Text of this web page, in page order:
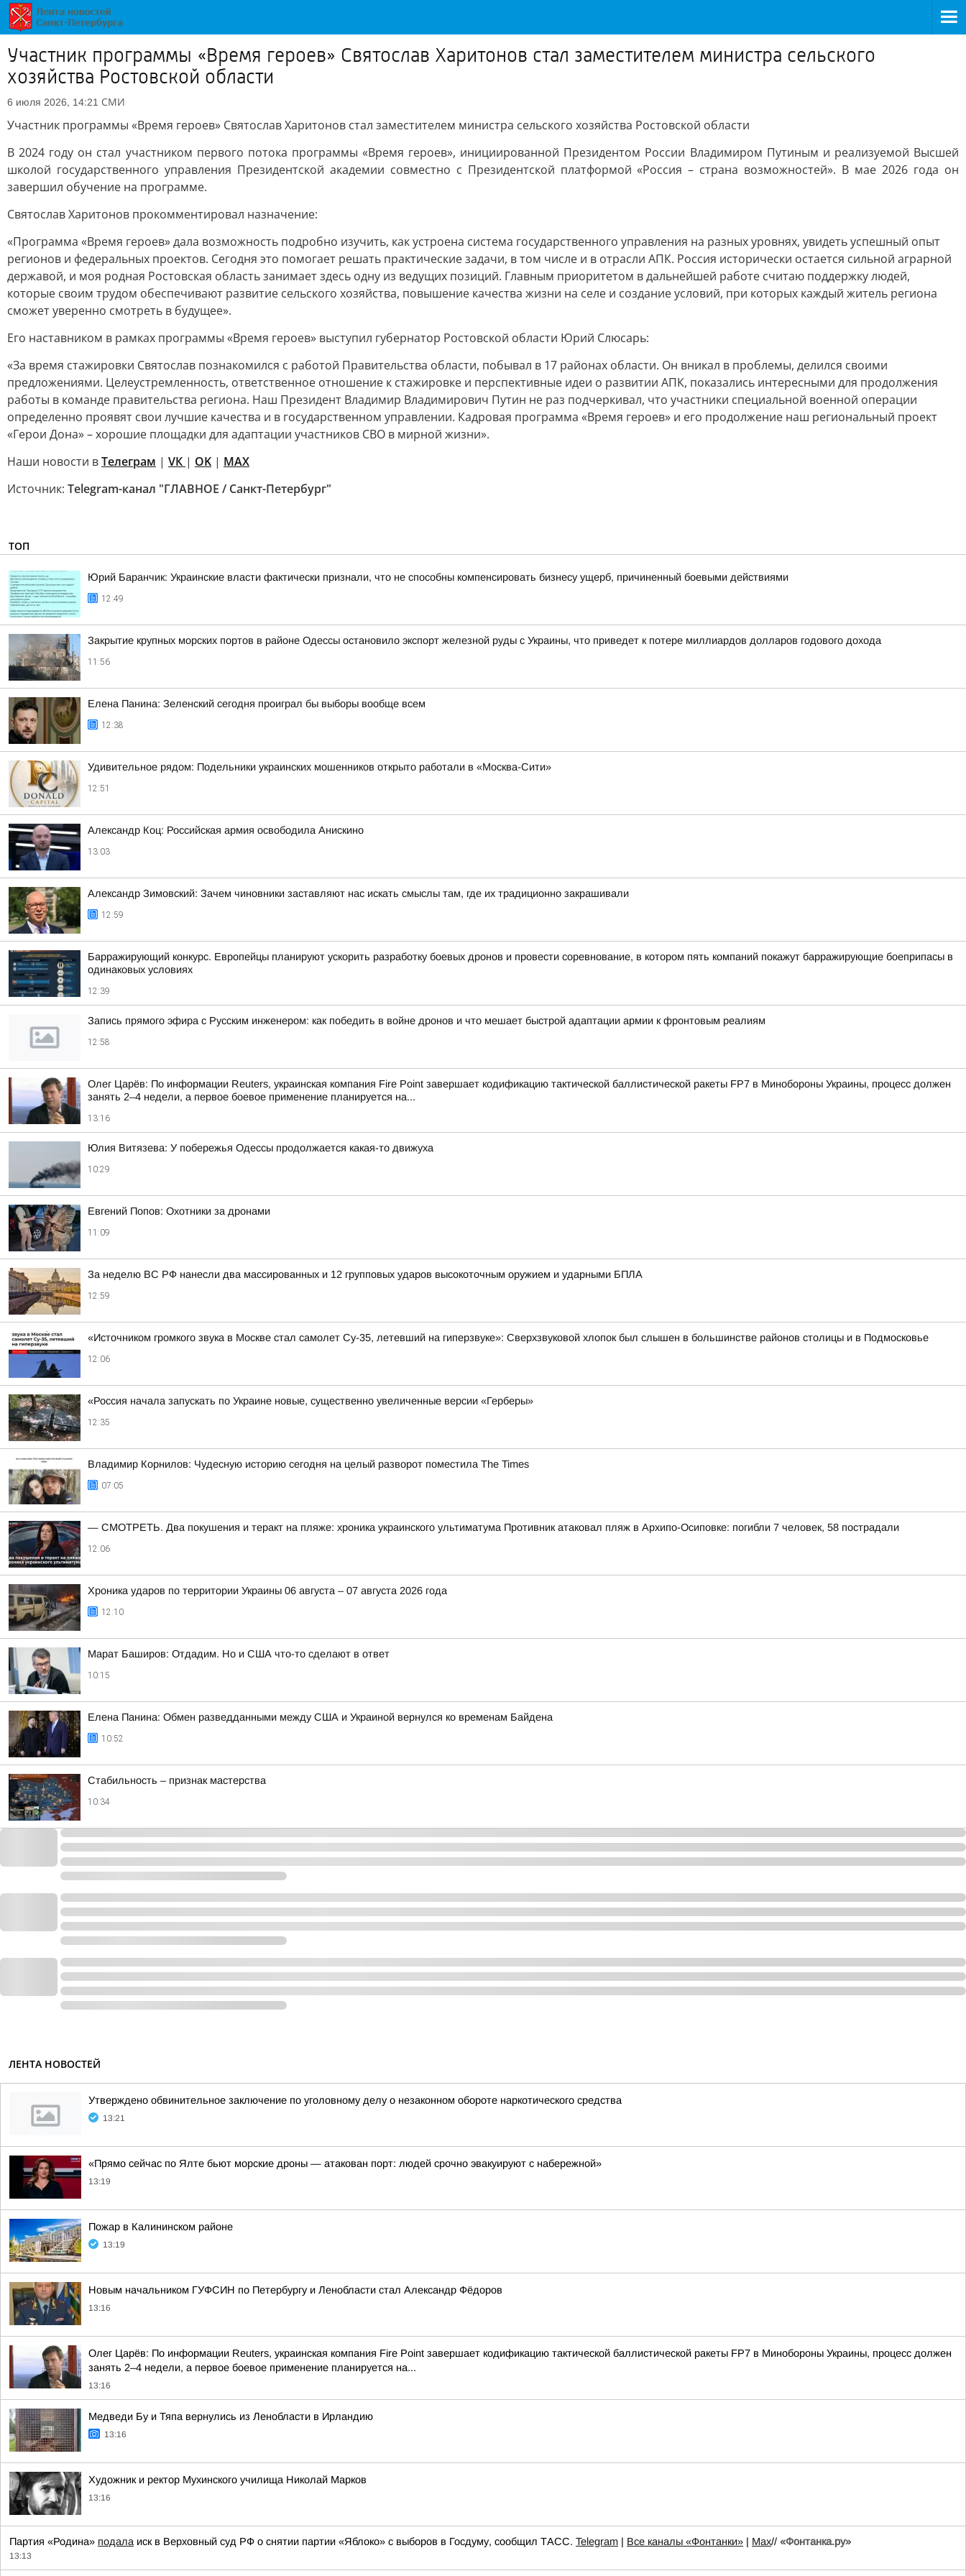
Участник программы «Время героев» Святослав Харитонов стал заместителем министра сельского
хозяйства Ростовской области
6 июля 2026, 14:21 СМИ
Участник программы «Время героев» Святослав Харитонов стал заместителем министра сельского хозяйства Ростовской области
В 2024 году он стал участником первого потока программы «Время героев», инициированной Президентом России Владимиром Путиным и реализуемой Высшей
школой государственного управления Президентской академии совместно с Президентской платформой «Россия – страна возможностей». В мае 2026 года он
завершил обучение на программе.
Святослав Харитонов прокомментировал назначение:
«Программа «Время героев» дала возможность подробно изучить, как устроена система государственного управления на разных уровнях, увидеть успешный опыт
регионов и федеральных проектов. Сегодня это помогает решать практические задачи, в том числе и в отрасли АПК. Россия исторически остается сильной аграрной
державой, и моя родная Ростовская область занимает здесь одну из ведущих позиций. Главным приоритетом в дальнейшей работе считаю поддержку людей,
которые своим трудом обеспечивают развитие сельского хозяйства, повышение качества жизни на селе и создание условий, при которых каждый житель региона
сможет уверенно смотреть в будущее».
Его наставником в рамках программы «Время героев» выступил губернатор Ростовской области Юрий Слюсарь:
«За время стажировки Святослав познакомился с работой Правительства области, побывал в 17 районах области. Он вникал в проблемы, делился своими
предложениями. Целеустремленность, ответственное отношение к стажировке и перспективные идеи о развитии АПК, показались интересными для продолжения
работы в команде правительства региона. Наш Президент Владимир Владимирович Путин не раз подчеркивал, что участники специальной военной операции
определенно проявят свои лучшие качества и в государственном управлении. Кадровая программа «Время героев» и его продолжение наш региональный проект
«Герои Дона» – хорошие площадки для адаптации участников СВО в мирной жизни».
Наши новости вТелеграм | VК | ОK | MAX
Источник: Telegram-канал "ГЛАВНОЕ / Санкт-Петербург"
ТОП
Юрий Баранчик: Украинские власти фактически признали, что не способны компенсировать бизнесу ущерб, причиненный боевыми действиями
12:49
Закрытие крупных морских портов в районе Одессы остановило экспорт железной руды с Украины, что приведет к потере миллиардов долларов годового дохода
11:56
Елена Панина: Зеленский сегодня проиграл бы выборы вообще всем
12:38
Удивительное рядом: Подельники украинских мошенников открыто работали в «Москва-Сити»
12:51
Александр Коц: Российская армия освободила Анискино
13:03
Александр Зимовский: Зачем чиновники заставляют нас искать смыслы там, где их традиционно закрашивали
12:59
Барражирующий конкурс. Европейцы планируют ускорить разработку боевых дронов и провести соревнование, в котором пять компаний покажут барражирующие боеприпасы в
одинаковых условиях
12:39
Запись прямого эфира с Русским инженером: как победить в войне дронов и что мешает быстрой адаптации армии к фронтовым реалиям
12:58
Олег Царёв: По информации Reuters, украинская компания Fire Point завершает кодификацию тактической баллистической ракеты FP7 в Минобороны Украины, процесс должен
занять 2–4 недели, а первое боевое применение планируется на...
13:16
Юлия Витязева: У побережья Одессы продолжается какая-то движуха
10:29
Евгений Попов: Охотники за дронами
11:09
За неделю ВС РФ нанесли два массированных и 12 групповых ударов высокоточным оружием и ударными БПЛА
12:59
«Источником громкого звука в Москве стал самолет Су-35, летевший на гиперзвуке»: Сверхзвуковой хлопок был слышен в большинстве районов столицы и в Подмосковье
12:06
«Россия начала запускать по Украине новые, существенно увеличенные версии «Герберы»
12:35
Владимир Корнилов: Чудесную историю сегодня на целый разворот поместила The Times
07:05
— СМОТРЕТЬ. Два покушения и теракт на пляже: хроника украинского ультиматума Противник атаковал пляж в Архипо-Осиповке: погибли 7 человек, 58 пострадали
12:06
Хроника ударов по территории Украины 06 августа – 07 августа 2026 года
12:10
Марат Баширов: Отдадим. Но и США что-то сделают в ответ
10:15
Елена Панина: Обмен разведданными между США и Украиной вернулся ко временам Байдена
10:52
Стабильность – признак мастерства
10:34
ЛЕНТА НОВОСТЕЙ
Утверждено обвинительное заключение по уголовному делу о незаконном обороте наркотического средства
13:21
«Прямо сейчас по Ялте бьют морские дроны — атакован порт: людей срочно эвакуируют с набережной»
13:19
Пожар в Калининском районе
13:19
Новым начальником ГУФСИН по Петербургу и Ленобласти стал Александр Фёдоров
13:16
Олег Царёв: По информации Reuters, украинская компания Fire Point завершает кодификацию тактической баллистической ракеты FP7 в Минобороны Украины, процесс должен
занять 2–4 недели, а первое боевое применение планируется на...
13:16
Медведи Бу и Тяпа вернулись из Ленобласти в Ирландию
13:16
Художник и ректор Мухинского училища Николай Марков
13:16
Партия «Родина» подала иск в Верховный суд РФ о снятии партии «Яблоко» с выборов в Госдуму, сообщил ТАСС. Telegram | Все каналы «Фонтанки» | Max// «Фонтанка.ру»
13:13